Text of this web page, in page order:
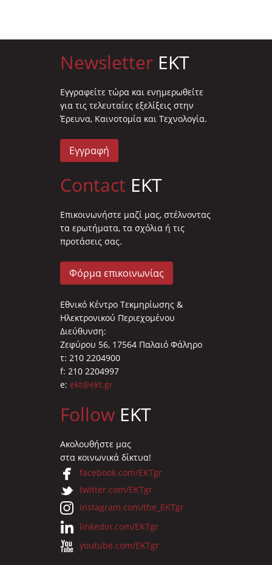
Newsletter EKT
Eγγραφείτε τώρα και ενημερωθείτε
για τις τελευταίες εξελίξεις στην
Έρευνα, Καινοτομία και Τεχνολογία.
Εγγραφή
Contact EKT
Επικοινωνήστε μαζί μας, στέλνοντας
τα ερωτήματα, τα σχόλια ή τις
προτάσεις σας.
Φόρμα επικοινωνίας
Εθνικό Κέντρο Τεκμηρίωσης &
Ηλεκτρονικού Περιεχομένου
Διεύθυνση:
Ζεφύρου 56, 17564 Παλαιό Φάληρο
τ: 210 2204900
f: 210 2204997
e: ekt@ekt.gr
Follow EKT
Ακολουθήστε μας
στα κοινωνικά δίκτυα!
facebook.com/EKTgr
twitter.com/EKTgr
instagram.com/the_EKTgr
linkedin.com/EKTgr
youtube.com/EKTgr